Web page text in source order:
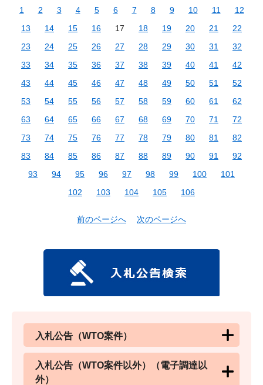
1 2 3 4 5 6 7 8 9 10 11
12
13
14 15 16 17 18 19 20 21
22
23
24 25 26 27 28 29 30 31
32
33
34 35 36 37 38 39 40 41
42
43
44 45 46 47 48 49 50 51
52
53
54 55 56 57 58 59 60 61
62
63
64 65 66 67 68 69 70 71
72
73
74 75 76 77 78 79 80 81
82
83
84 85 86 87 88 89 90 91
92
93
94 95 96 97 98 99 100
101
102
103 104 105 106
前のページへ 次のページへ
入札公告（WTO案件）
入札公告（WTO案件以外）（電子調達以
外）